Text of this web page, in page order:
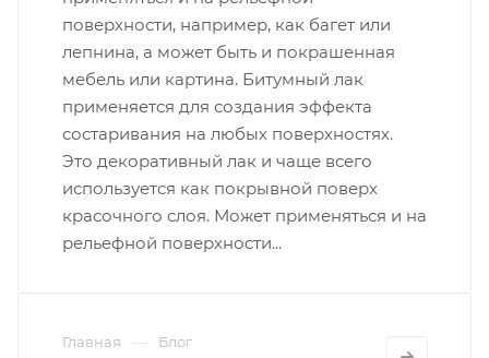
поверхности, например, как багет или
лепнина, а может быть и покрашенная
мебель или картина. Битумный лак
применяется для создания эффекта
состаривания на любых поверхностях.
Это декоративный лак и чаще всего
используется как покрывной поверх
красочного слоя. Может применяться и на
рельефной поверхности...
Главная Блог